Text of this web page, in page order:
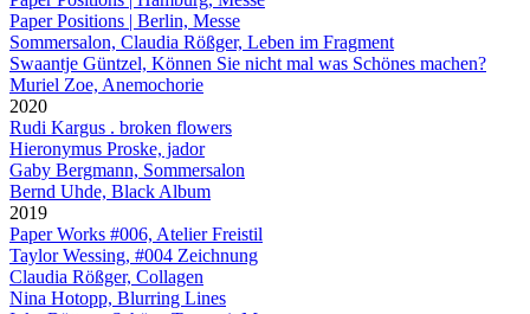
Paper Positions | Berlin, Messe
Sommersalon, Claudia Rößger, Leben im Fragment
Swaantje Güntzel, Können Sie nicht mal was Schönes machen?
Muriel Zoe, Anemochorie
2020
Rudi Kargus . broken flowers
Hieronymus Proske, jador
Gaby Bergmann, Sommersalon
Bernd Uhde, Black Album
2019
Paper Works #006, Atelier Freistil
Taylor Wessing, #004 Zeichnung
Claudia Rößger, Collagen
Nina Hotopp, Blurring Lines